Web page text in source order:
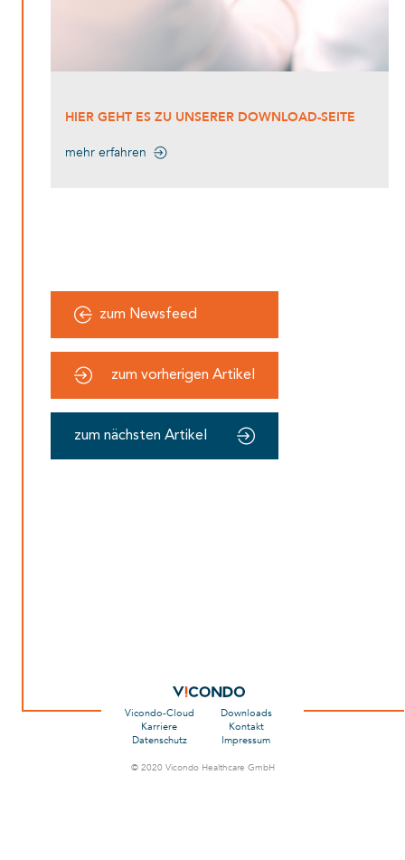
HIER GEHT ES ZU UNSERER DOWNLOAD-SEITE
mehr erfahren
zum Newsfeed
zum vorherigen Artikel
zum nächsten Artikel
Vicondo-Cloud
Downloads
Karriere
Kontakt
Datenschutz
Impressum
© 2020 Vicondo Healthcare GmbH